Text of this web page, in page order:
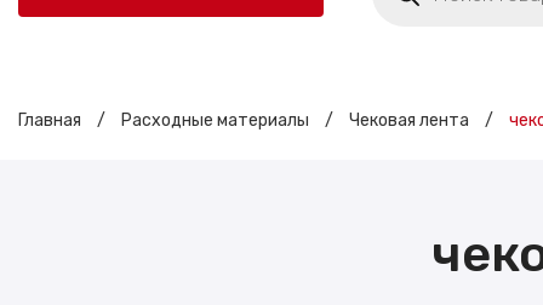
Главная / Расходные материалы / Чековая лента /